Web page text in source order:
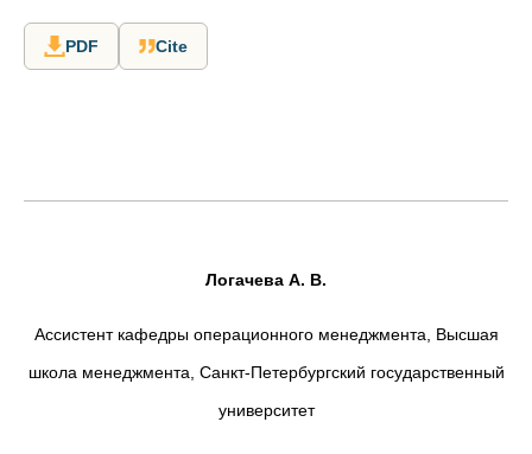
PDF Cite
Логачева А. В.
Ассистент кафедры операционного менеджмента, Высшая
школа менеджмента, Санкт-Петербургский государственный
университет